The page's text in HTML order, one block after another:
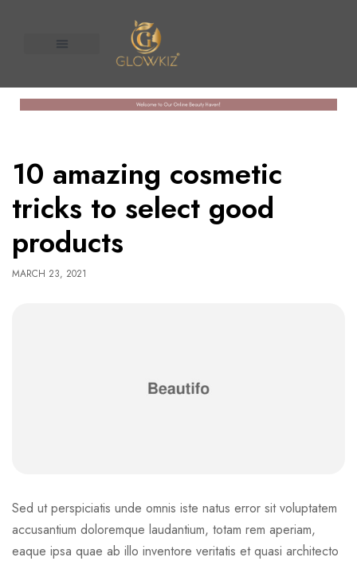
MARCH 23, 2021
10 amazing cosmetic
tricks to select good
products
Sed ut perspiciatis unde omnis iste natus error sit voluptatem
accusantium doloremque laudantium, totam rem aperiam,
eaque ipsa quae ab illo inventore veritatis et quasi architecto
United